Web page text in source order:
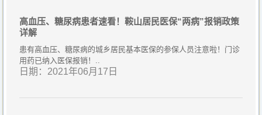
高血压、糖尿病患者速看！鞍山居民医保“两病”报销政策
详解
患有高血压、糖尿病的城乡居民基本医保的参保人员注意啦！门诊
用药已纳入医保报销！..
日期：2021年06月17日